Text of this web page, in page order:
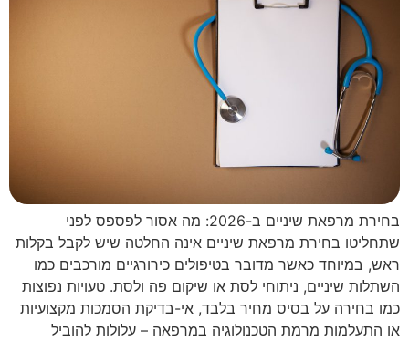
בחירת מרפאת שיניים ב-2026: מה אסור לפספס לפני
שתחליטו בחירת מרפאת שיניים אינה החלטה שיש לקבל בקלות
ראש, במיוחד כאשר מדובר בטיפולים כירורגיים מורכבים כמו
השתלות שיניים, ניתוחי לסת או שיקום פה ולסת. טעויות נפוצות
כמו בחירה על בסיס מחיר בלבד, אי-בדיקת הסמכות מקצועיות
או התעלמות מרמת הטכנולוגיה במרפאה – עלולות להוביל